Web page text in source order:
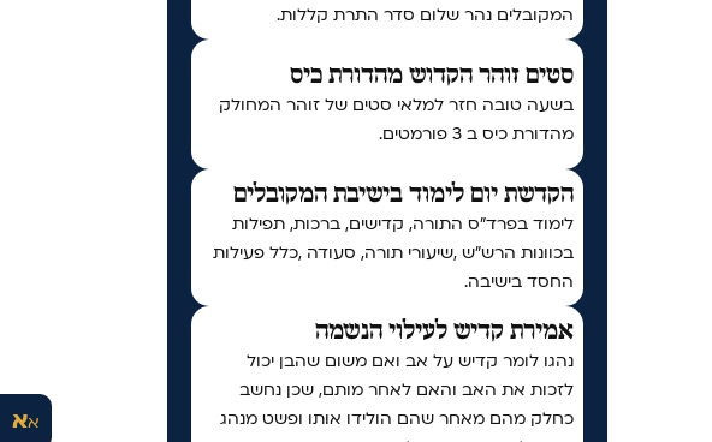
אא
המקובלים נהר שלום סדר התרת קללות.
סטים זוהר הקדוש מהדורת כיס
בשעה טובה חזר למלאי סטים של זוהר המחולק
מהדורת כיס ב 3 פורמטים.
הקדשת יום לימוד בישיבת המקובלים
לימוד בפרד"ס התורה, קדישים, ברכות, תפילות
בכוונות הרש"ש ,שיעורי תורה, סעודה ,כלל פעילות
החסד בישיבה.
אמירת קדיש לעילוי הנשמה
נהגו לומר קדיש על אב ואם משום שהבן יכול
לזכות את האב והאם לאחר מותם, שכן נחשב
כחלק מהם מאחר שהם הולידו אותו ופשט מנהג